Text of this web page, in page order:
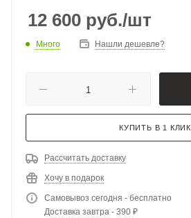
12 600 руб./шт
Много Нашли дешевле?
КУПИТЬ В 1 КЛИК
Рассчитать доставку
Хочу в подарок
Самовывоз сегодня - бесплатно
Доставка завтра - 390 ₽